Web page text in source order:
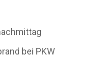
bei PKW